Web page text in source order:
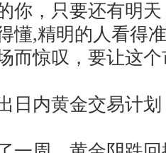
，只要还有明天
懂,精明的人看得
而惊叹，要让这
内黄金交易计划